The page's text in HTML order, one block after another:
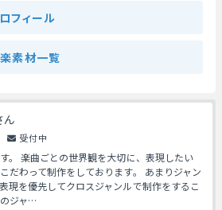
フィール
素材一覧
ん
受付中
。 楽曲ごとの世界観を大切に、表現したい
だわって制作をしております。 あまりジャン
現を優先してクロスジャンルで制作をするこ
ジャ…